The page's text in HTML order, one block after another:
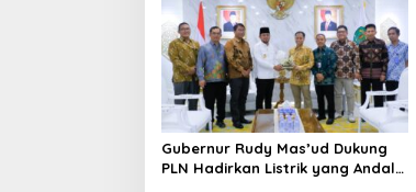
Gubernur Rudy Mas’ud Dukung
PLN Hadirkan Listrik yang Andal